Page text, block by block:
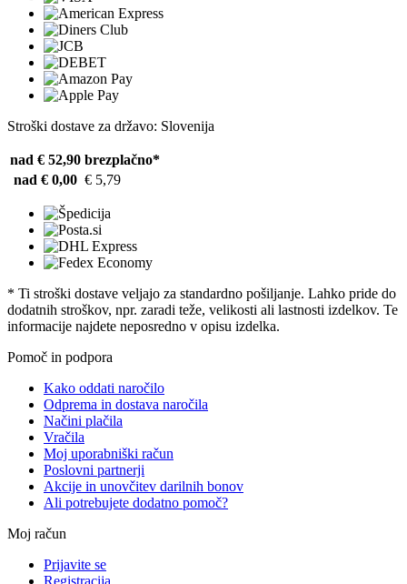
Stroški dostave za državo: Slovenija
nad € 52,90 brezplačno*
nad € 0,00 € 5,79
* Ti stroški dostave veljajo za standardno pošiljanje. Lahko pride do
dodatnih stroškov, npr. zaradi teže, velikosti ali lastnosti izdelkov. Te
informacije najdete neposredno v opisu izdelka.
Pomoč in podpora
Kako oddati naročilo
Odprema in dostava naročila
Načini plačila
Vračila
Moj uporabniški račun
Poslovni partnerji
Akcije in unovčitev darilnih bonov
Ali potrebujete dodatno pomoč?
Moj račun
Prijavite se